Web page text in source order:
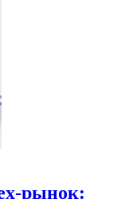
рынок: